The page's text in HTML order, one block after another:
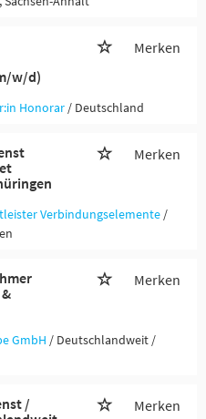
w/d)
Merken
Honorar / Deutschland
Merken
Verbindungselemente /
Merken
GmbH / Deutschlandweit /
/
Merken